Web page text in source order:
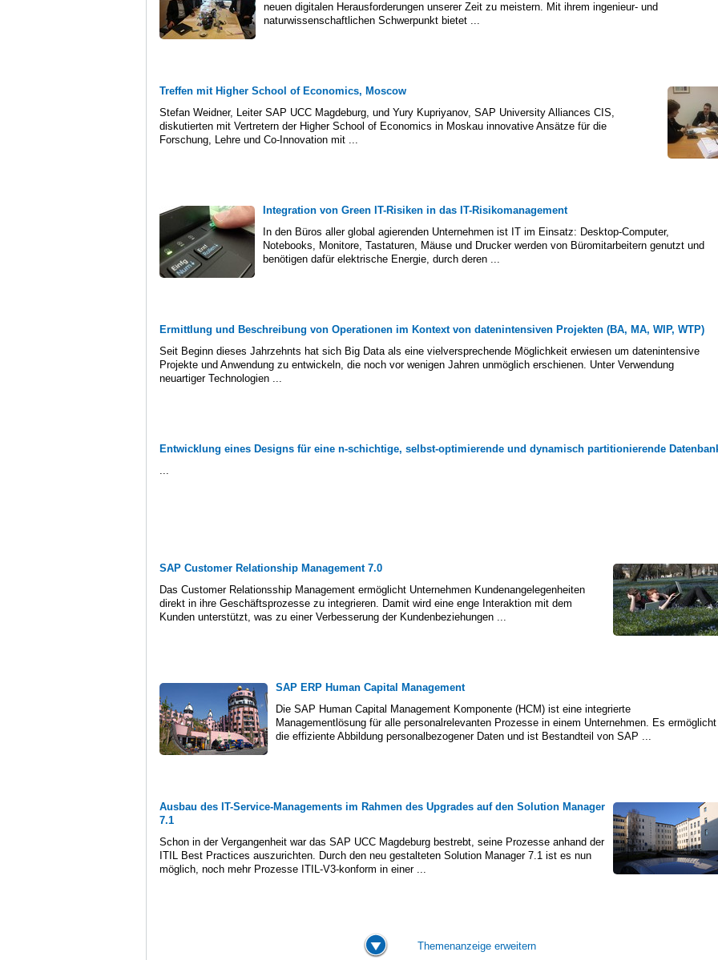
neuen digitalen Herausforderungen unserer Zeit zu meistern. Mit ihrem ingenieur- und
naturwissenschaftlichen Schwerpunkt bietet ...
Treffen mit Higher School of Economics, Moscow
Stefan Weidner, Leiter SAP UCC Magdeburg, und Yury Kupriyanov, SAP University Alliances CIS,
diskutierten mit Vertretern der Higher School of Economics in Moskau innovative Ansätze für die
Forschung, Lehre und Co-Innovation mit ...
Integration von Green IT-Risiken in das IT-Risikomanagement
In den Büros aller global agierenden Unternehmen ist IT im Einsatz: Desktop-Computer,
Notebooks, Monitore, Tastaturen, Mäuse und Drucker werden von Büromitarbeitern genutzt und
benötigen dafür elektrische Energie, durch deren ...
Ermittlung und Beschreibung von Operationen im Kontext von datenintensiven Projekten (BA, MA, WIP, WTP)
Seit Beginn dieses Jahrzehnts hat sich Big Data als eine vielversprechende Möglichkeit erwiesen um datenintensive
Projekte und Anwendung zu entwickeln, die noch vor wenigen Jahren unmöglich erschienen. Unter Verwendung
neuartiger Technologien ...
Entwicklung eines Designs für eine n-schichtige, selbst-optimierende und dynamisch partitionierende
...
SAP Customer Relationship Management 7.0
Das Customer Relationsship Management ermöglicht Unternehmen Kundenangelegenheiten
direkt in ihre Geschäftsprozesse zu integrieren. Damit wird eine enge Interaktion mit dem
Kunden unterstützt, was zu einer Verbesserung der Kundenbeziehungen ...
SAP ERP Human Capital Management
Die SAP Human Capital Management Komponente (HCM) ist eine integrierte
Managementlösung für alle personalrelevanten Prozesse in einem Unternehmen. Es ermöglicht
die effiziente Abbildung personalbezogener Daten und ist Bestandteil von SAP ...
Ausbau des IT-Service-Managements im Rahmen des Upgrades auf den Solution Manager
7.1
Schon in der Vergangenheit war das SAP UCC Magdeburg bestrebt, seine Prozesse anhand der
ITIL Best Practices auszurichten. Durch den neu gestalteten Solution Manager 7.1 ist es nun
möglich, noch mehr Prozesse ITIL-V3-konform in einer ...
Themenanzeige erweitern